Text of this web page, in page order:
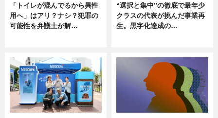
「トイレが混んでるから異性
用へ」はアリ？ナシ？犯罪の
可能性を弁護士が解…
“選択と集中”の徹底で最年少
クラスの代表が挑んだ事業再
生。黒字化達成の…